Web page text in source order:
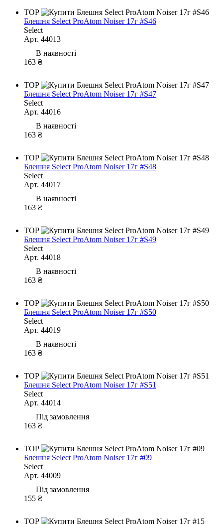
TOP
Блешня Select ProAtom Noiser 17г #S46
Select
Арт. 44013
В наявності
163 ₴
TOP
Блешня Select ProAtom Noiser 17г #S47
Select
Арт. 44016
В наявності
163 ₴
TOP
Блешня Select ProAtom Noiser 17г #S48
Select
Арт. 44017
В наявності
163 ₴
TOP
Блешня Select ProAtom Noiser 17г #S49
Select
Арт. 44018
В наявності
163 ₴
TOP
Блешня Select ProAtom Noiser 17г #S50
Select
Арт. 44019
В наявності
163 ₴
TOP
Блешня Select ProAtom Noiser 17г #S51
Select
Арт. 44014
Під замовлення
163 ₴
TOP
Блешня Select ProAtom Noiser 17г #09
Select
Арт. 44009
Під замовлення
155 ₴
TOP